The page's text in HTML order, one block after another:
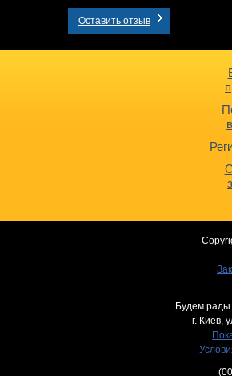
Оставить отзыв
Будем рады
г. Киев,